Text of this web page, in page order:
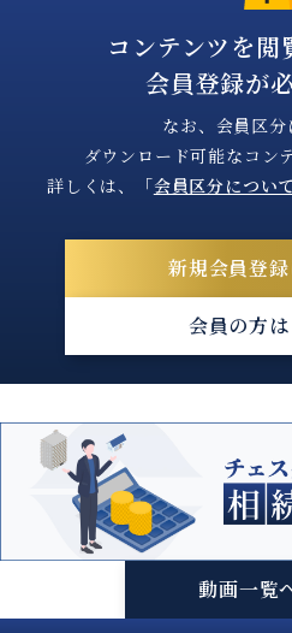
コンテンツを閲
会員登録が必
なお、会員区分
ダウンロード可能なコン
詳しくは、「会員区分について
新規会員登
会員の方
動画一覧